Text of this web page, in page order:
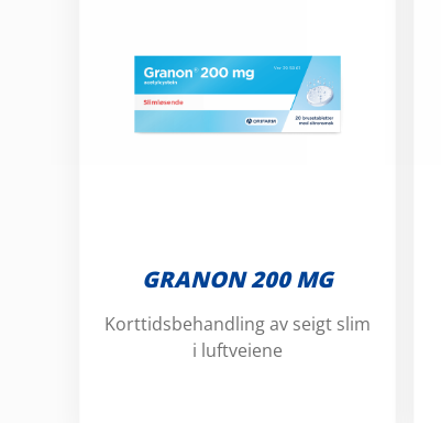
GRANON 200 MG
Korttidsbehandling av seigt slim
i luftveiene